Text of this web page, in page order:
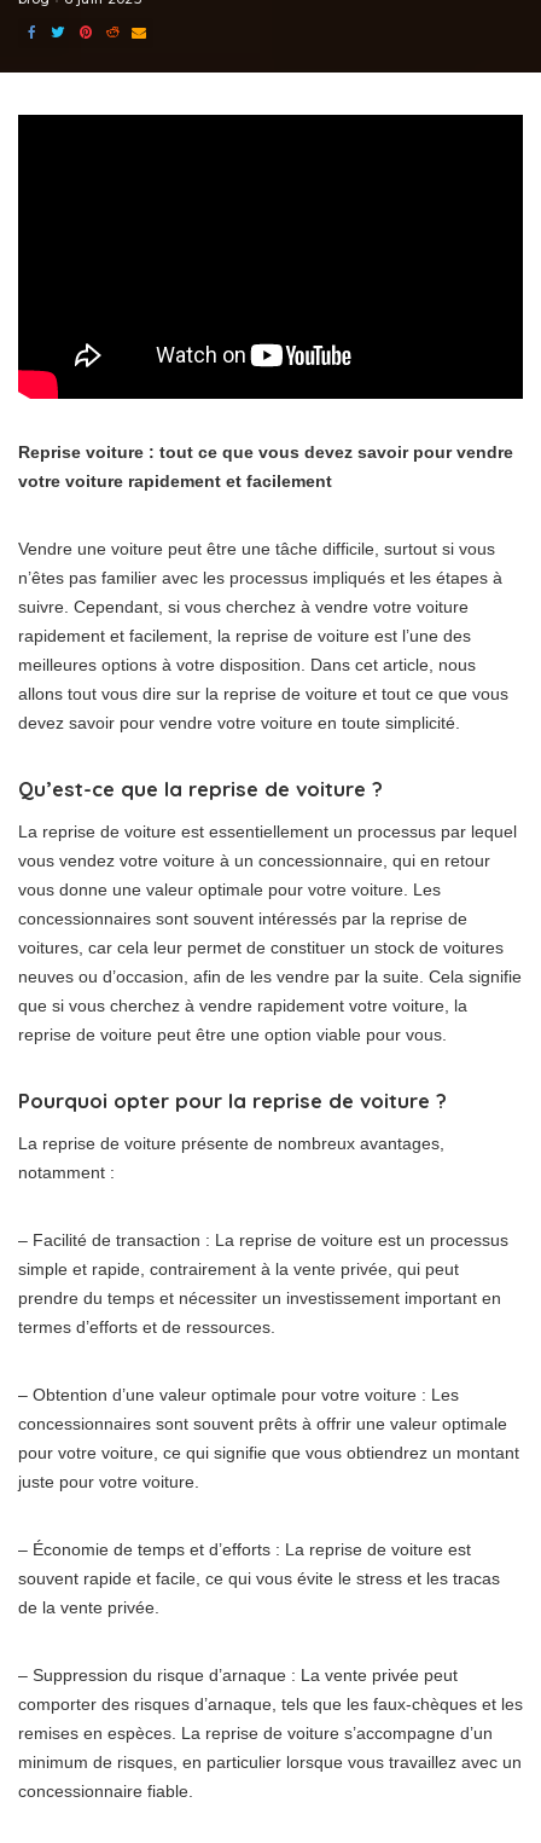
Reprise voiture : tout ce que vous devez savoir pour vendre
votre voiture rapidement et facilement
Vendre une voiture peut être une tâche difficile, surtout si vous
n’êtes pas familier avec les processus impliqués et les étapes à
suivre. Cependant, si vous cherchez à vendre votre voiture
rapidement et facilement, la reprise de voiture est l’une des
meilleures options à votre disposition. Dans cet article, nous
allons tout vous dire sur la reprise de voiture et tout ce que vous
devez savoir pour vendre votre voiture en toute simplicité.
Qu’est-ce que la reprise de voiture ?
La reprise de voiture est essentiellement un processus par lequel
vous vendez votre voiture à un concessionnaire, qui en retour
vous donne une valeur optimale pour votre voiture. Les
concessionnaires sont souvent intéressés par la reprise de
voitures, car cela leur permet de constituer un stock de voitures
neuves ou d’occasion, afin de les vendre par la suite. Cela signifie
que si vous cherchez à vendre rapidement votre voiture, la
reprise de voiture peut être une option viable pour vous.
Pourquoi opter pour la reprise de voiture ?
La reprise de voiture présente de nombreux avantages,
notamment :
– Facilité de transaction : La reprise de voiture est un processus
simple et rapide, contrairement à la vente privée, qui peut
prendre du temps et nécessiter un investissement important en
termes d’efforts et de ressources.
– Obtention d’une valeur optimale pour votre voiture : Les
concessionnaires sont souvent prêts à offrir une valeur optimale
pour votre voiture, ce qui signifie que vous obtiendrez un montant
juste pour votre voiture.
– Économie de temps et d’efforts : La reprise de voiture est
souvent rapide et facile, ce qui vous évite le stress et les tracas
de la vente privée.
– Suppression du risque d’arnaque : La vente privée peut
comporter des risques d’arnaque, tels que les faux-chèques et les
remises en espèces. La reprise de voiture s’accompagne d’un
minimum de risques, en particulier lorsque vous travaillez avec un
concessionnaire fiable.